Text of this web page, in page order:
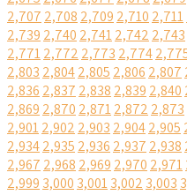
2,707 2,708 2,709 2,710 2,711
2,739 2,740 2,7412,742 2,743
2,7712,772 2,773 2,774
2,803 2,8042,805 2,806 2,807
2,836 2,837 2,838 2,839 2,840
2,869 2,870 2,8712,872 2,873
2,9012,902 2,903 2,9042,905
2,9342,935 2,936 2,937 2,938
2,967 2,968 2,969 2,970 2,971
2,999 3,000 3,0013,002 3,003